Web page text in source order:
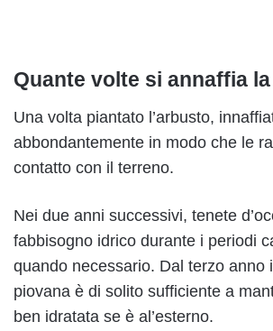
Quante volte si annaffia
Una volta piantato l’arbusto,
abbondantemente in modo che le
contatto con il terreno.
Nei due anni successivi, tenete
fabbisogno idrico durante i periodi
quando necessario. Dal terzo anno
piovana è di solito sufficiente a
ben idratata se è al’esterno.